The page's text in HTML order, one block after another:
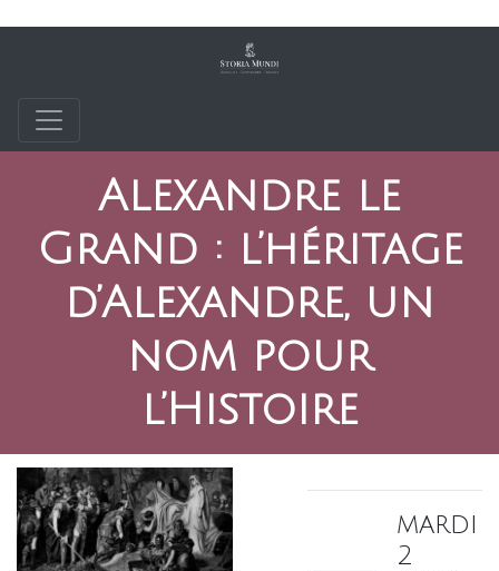
Alexandre le
Grand : l’héritage
d’Alexandre, un
nom pour
l’Histoire
mardi
2